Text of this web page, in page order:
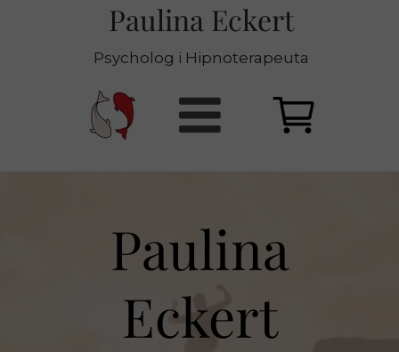
Paulina Eckert
Psycholog i Hipnoterapeuta
Paulina
Eckert